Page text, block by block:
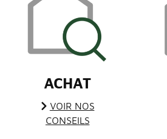
ACHAT
VOIR NOS
CONSEILS